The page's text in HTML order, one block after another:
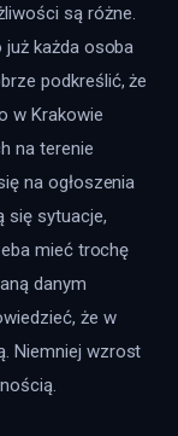
są różne.
każda osoba
podkreślić, że
w Krakowie
na terenie
na ogłoszenia
się sytuacje,
mieć trochę
danym
że w
Niemniej wzrost